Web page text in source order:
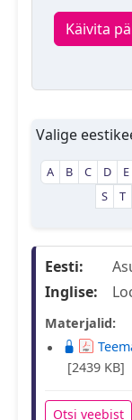
Käivita
Valige
A B C D E
S
T
Eesti:
Inglise:
Materjalid:
[2439 KB]
Otsi veebist